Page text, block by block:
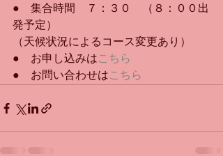
●　集合時間　７：３０　（８：００出
発予定）
（天候状況によるコース変更あり）
●　お申し込みはこちら
●　お問い合わせはこちら